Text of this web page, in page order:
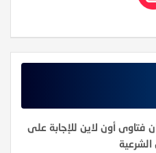
فتاوى أون لاين للإجابة على
الشرعية